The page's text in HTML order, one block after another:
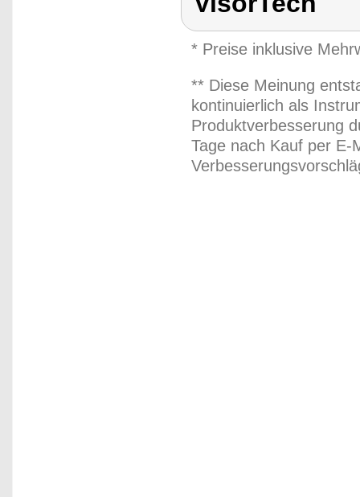
* Preise inklusive
** Diese Meinung
kontinuierlich als
Produktverbesserung
Tage nach Kauf per E-